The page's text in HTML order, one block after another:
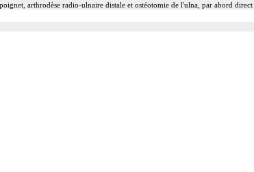
arthrodèse radio-ulnaire distale et ostéotomie de l'ulna, par abord direct